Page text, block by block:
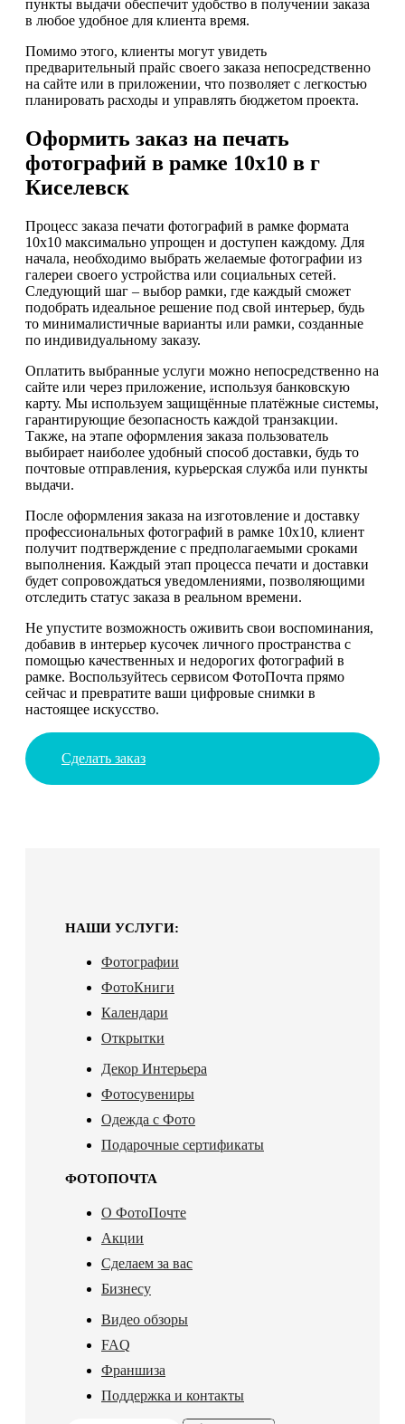
пункты выдачи обеспечит удобство в получении заказа
в любое удобное для клиента время.
Помимо этого, клиенты могут увидеть
предварительный прайс своего заказа непосредственно
на сайте или в приложении, что позволяет с легкостью
планировать расходы и управлять бюджетом проекта.
Оформить заказ на печать
фотографий в рамке 10х10 в г
Киселевск
Процесс заказа печати фотографий в рамке формата
10х10 максимально упрощен и доступен каждому. Для
начала, необходимо выбрать желаемые фотографии из
галереи своего устройства или социальных сетей.
Следующий шаг – выбор рамки, где каждый сможет
подобрать идеальное решение под свой интерьер, будь
то минималистичные варианты или рамки, созданные
по индивидуальному заказу.
Оплатить выбранные услуги можно непосредственно на
сайте или через приложение, используя банковскую
карту. Мы используем защищённые платёжные системы,
гарантирующие безопасность каждой транзакции.
Также, на этапе оформления заказа пользователь
выбирает наиболее удобный способ доставки, будь то
почтовые отправления, курьерская служба или пункты
выдачи.
После оформления заказа на изготовление и доставку
профессиональных фотографий в рамке 10х10, клиент
получит подтверждение с предполагаемыми сроками
выполнения. Каждый этап процесса печати и доставки
будет сопровождаться уведомлениями, позволяющими
отследить статус заказа в реальном времени.
Не упустите возможность оживить свои воспоминания,
добавив в интерьер кусочек личного пространства с
помощью качественных и недорогих фотографий в
рамке. Воспользуйтесь сервисом ФотоПочта прямо
сейчас и превратите ваши цифровые снимки в
настоящее искусство.
Сделать заказ
НАШИ УСЛУГИ:
Фотографии
ФотоКниги
Календари
Открытки
Декор Интерьера
Фотосувениры
Одежда с Фото
Подарочные сертификаты
ФОТОПОЧТА
О ФотоПочте
Акции
Сделаем за вас
Бизнесу
Видео обзоры
FAQ
Франшиза
Поддержка и контакты